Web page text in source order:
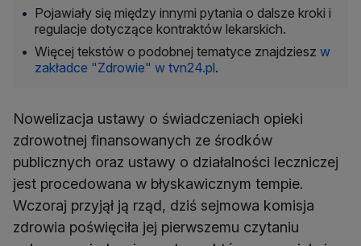
Pojawiały się między innymi pytania o dalsze kroki i
regulacje dotyczące kontraktów lekarskich.
Więcej tekstów o podobnej tematyce znajdziesz w
zakładce "Zdrowie" w tvn24.pl.
Nowelizacja ustawy o świadczeniach opieki
zdrowotnej finansowanych ze środków
publicznych oraz ustawy o działalności leczniczej
jest procedowana w błyskawicznym tempie.
Wczoraj przyjął ją rząd, dziś sejmowa komisja
zdrowia poświęciła jej pierwszemu czytaniu